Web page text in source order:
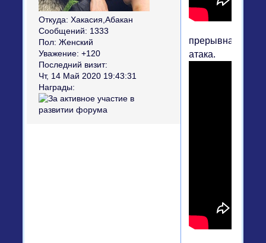
Откуда: Хакасия,Абакан
Сообщений: 1333
Пол: Женский
Уважение: +120
Последний визит:
Чт, 14 Май 2020 19:43:31
Награды:
прерывная
атака.